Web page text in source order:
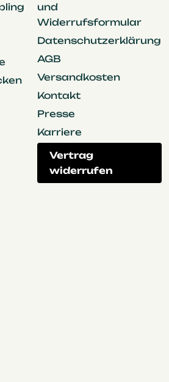
und
Widerrufsformular
Datenschutzerklärung
AGB
Versandkosten
Kontakt
Presse
Karriere
Vertrag
widerrufen